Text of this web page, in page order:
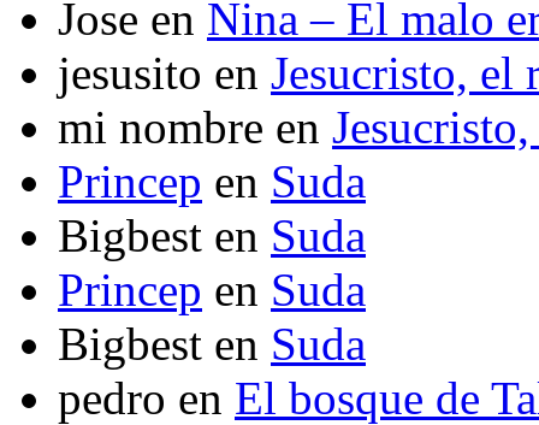
Jose en Nina – El malo
jesusito en Jesucristo, el
mi nombre en
Princep en Suda
Bigbest en Suda
Princep en Suda
Bigbest en Suda
pedro en El bosque de